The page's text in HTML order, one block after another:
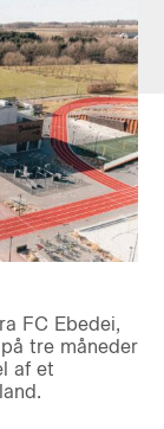
FC Ebedei,
tre måneder
af et